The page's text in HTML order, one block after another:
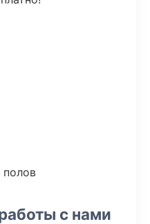
полов
с нами